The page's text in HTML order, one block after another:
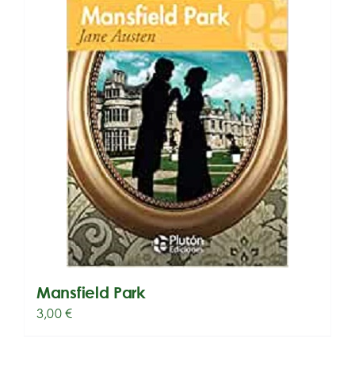
Mansfield Park
3,00€